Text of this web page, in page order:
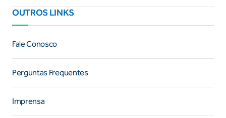
OUTROS LINKS
Fale Conosco
Perguntas Frequentes
Imprensa